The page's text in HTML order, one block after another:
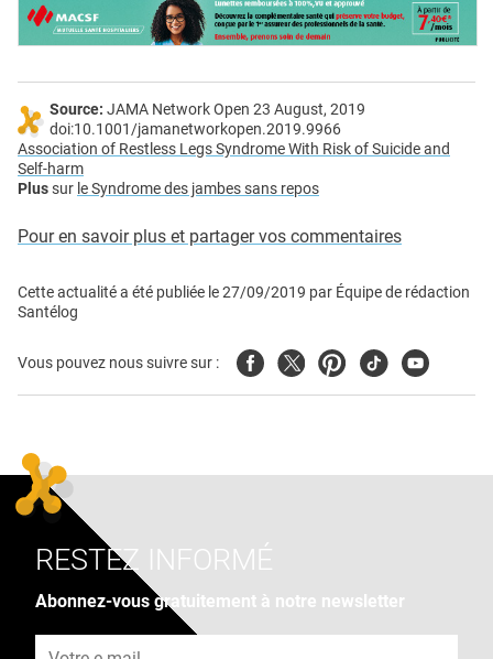
Source: JAMA Network Open 23 August, 2019
doi:10.1001/jamanetworkopen.2019.9966
Association of Restless Legs Syndrome With Risk of Suicide and
Self-harm
Plussur le Syndrome des jambes sans repos
Pour en savoir plus et partager vos commentaires
Cette actualité a été publiée le27/09/2019 par Équipe de rédaction
Santélog
Vous pouvez nous suivre sur : FacebookTwitterPinterest
TiktokYoutube
RESTEZ INFORMÉ
Abonnez-vous gratuitement à notre newsletter